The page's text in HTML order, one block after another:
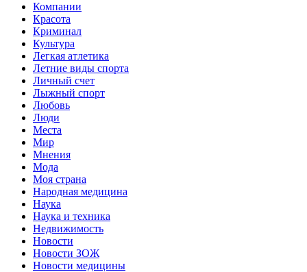
Компании
Красота
Криминал
Культура
Легкая атлетика
Летние виды спорта
Личный счет
Лыжный спорт
Любовь
Люди
Места
Мир
Мнения
Мода
Моя страна
Народная медицина
Наука
Наука и техника
Недвижимость
Новости
Новости ЗОЖ
Новости медицины